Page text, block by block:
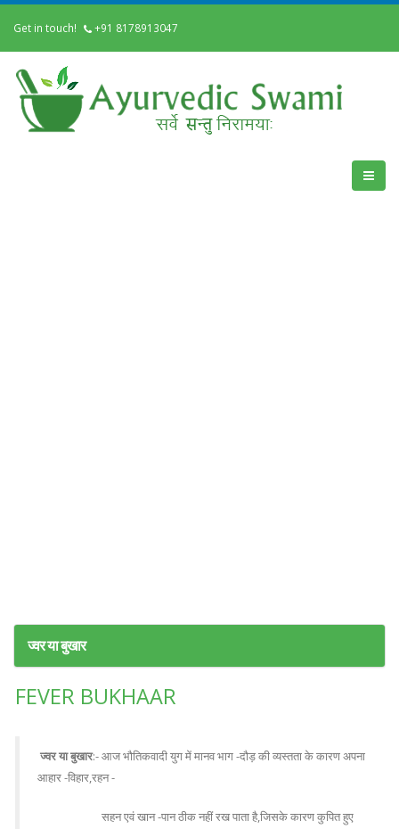
Get in touch! +91 8178913047
ज्वर या बुखार
FEVER BUKHAAR
ज्वर या बुखार:- आज भौतिकवादी युग में मानव भाग -दौड़ की व्यस्तता के कारण अपना
आहार -विहार,रहन -
सहन एवं खान -पान ठीक नहीं रख पाता है,जिसके कारण कुपित हुए